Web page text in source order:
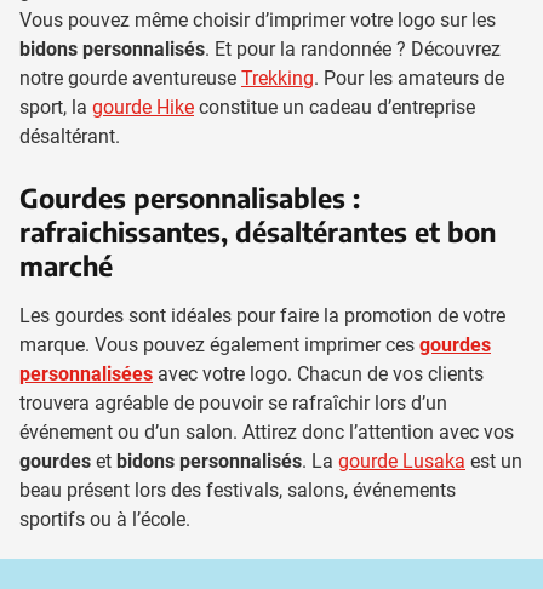
Vous pouvez même choisir d’imprimer votre logo sur les
bidons personnalisés. Et pour la randonnée ? Découvrez
notre gourde aventureuse Trekking. Pour les amateurs de
sport, la gourde Hike constitue un cadeau d’entreprise
désaltérant.
Gourdes personnalisables :
rafraichissantes, désaltérantes et bon
marché
Les gourdes sont idéales pour faire la promotion de votre
marque. Vous pouvez également imprimer ces gourdes
personnalisées avec votre logo. Chacun de vos clients
trouvera agréable de pouvoir se rafraîchir lors d’un
événement ou d’un salon. Attirez donc l’attention avec vos
gourdes et bidons personnalisés. La gourde Lusaka est un
beau présent lors des festivals, salons, événements
sportifs ou à l’école.